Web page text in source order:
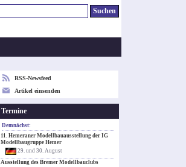
RSS-Newsfeed
Artikel einsenden
Termine
Demnächst:
11. Hemeraner Modellbauausstellung der IG
Modellbaugruppe Hemer
29. und 30. August
Ausstellung des Bremer Modellbauclubs